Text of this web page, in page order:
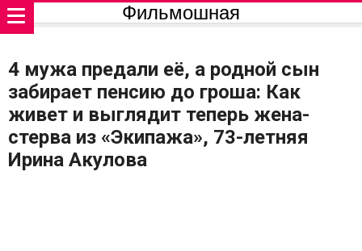
Фильмошная
4 мужа предали её, а родной сын
забирает пенсию до гроша: Как
живет и выглядит теперь жена-
стерва из «Экипажа», 73-летняя
Ирина Акулова